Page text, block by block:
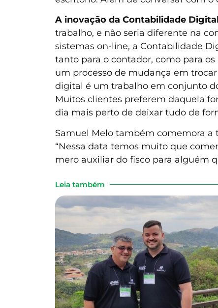
A inovação da Contabilidade Digital
trabalho, e não seria diferente na
sistemas on-line, a Contabilidade
tanto para o contador, como para
um processo de mudança em
digital é um trabalho em conjunto
Muitos clientes preferem daquela
dia mais perto de deixar tudo de
Samuel Melo também comemora a
“Nessa data temos muito que
mero auxiliar do fisco para alguém
Leia também